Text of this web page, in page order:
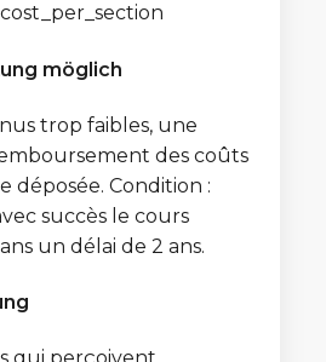
cost_per_section
möglich
trop faibles, une
des coûts
déposée. Condition :
succès le cours
un délai de 2 ans.